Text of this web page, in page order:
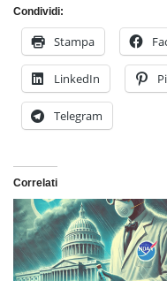
Condividi:
Stampa
LinkedIn
Telegram
Correlati